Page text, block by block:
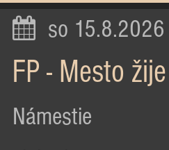
so 15.8.2026
FP - Mesto
Námestie